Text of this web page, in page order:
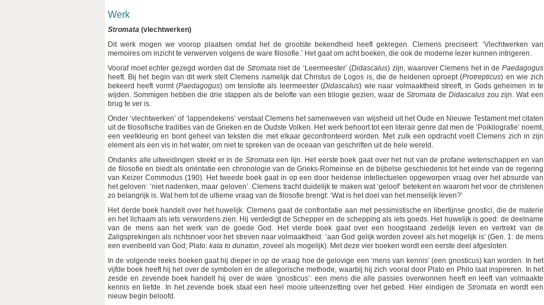
Werk
Stromata (vlechtwerken)
Dit werk mogen we voorop plaatsen omdat het de grootste bekendheid heeft gekregen. Clemens preciseert: ‘Vlechtwerken van
memoires om inzicht te verwerven volgens de ware filosofie.’ Het gaat om acht boeken, die ook de moderne lezer kunnen intrigeren.
Vooraf moet echter gezegd worden dat de Stromataniet de ‘Leermeester’ (Didascalus) zijn, waarover Clemens het in dePaedagogus
heeft. Bij het begin van dit werk stelt Clemens namelijk dat Christus de Logos is, die de heidenen oproept (Protrepticus) en wie zich
bekeerd heeft vormt (Paedagogus) om tenslotte als leermeester (Didascalus) wie naar volmaaktheid streeft, in Gods geheimen in te
wijden. Sommigen hebben die drie stappen als de belofte van een trilogie gezien, waar deStromata de Didascaluszou zijn. Wat een
brug te ver is.
Onder ‘vlechtwerken’ of ‘lappendekens’ verstaat Clemens het samenweven van wijsheid uit het Oude en Nieuwe Testament met citaten
uit de filosofische tradities van de Grieken en de Oudste Volken. Het werk behoort tot een literair genre dat men de ‘Poikilografie’ noemt,
een veelkleurig en bont geheel van teksten die met elkaar geconfronteerd worden. Met zulk een opdracht voelt Clemens zich in zijn
element als een vis in het water, om niet te spreken van de oceaan van geschriften uit de hele wereld.
Ondanks alle uitweidingen steekt er in de Stromataeen lijn. Het eerste boek gaat over het nut van de profane wetenschappen en van
de filosofie en biedt als oriëntatie een chronologie van de Grieks-Romeinse en de bijbelse geschiedenis tot het einde van de regering
van Keizer Commodus (190). Het tweede boek gaat in op een door heidense intellectuelen opgeworpen vraag over het absurde van
het geloven: ‘niet nadenken, maar geloven’. Clemens tracht duidelijk te maken wat ‘geloof’ betekent en waarom het voor de christenen
zo belangrijk is. Wat hem tot de ultieme vraag van de filosofie brengt: ‘Wat is het doel van het menselijk leven?’
Het derde boek handelt over het huwelijk. Clemens gaat de confrontatie aan met pessimistische en libertijnse gnostici, die de materie
en het lichaam als iets verwordens zien. Hij verdedigt de Schepper en de schepping als iets goeds. Het huwelijk is goed: de deelname
van de mens aan het werk van de goede God. Het vierde boek gaat over een hoogstaand zedelijk leven en vertrekt van de
Zaligsprekingen als richtsnoer voor het streven naar volmaaktheid: ‘aan God gelijk worden zoveel als het mogelijk is’ (Gen. 1: de mens
een evenbeeld van God; Plato: kata to dunaton, zoveel als mogelijk). Met deze vier boeken wordt een eerste deel afgesloten.
In de volgende reeks boeken gaat hij dieper in op de vraag hoe de gelovige een ‘mens van kennis’ (een gnosticus) kan worden. In het
vijfde boek heeft hij het over de symbolen en de allegorische methode, waarbij hij zich vooral door Plato en Philo laat inspireren. In het
zesde en zevende boek handelt hij over de ware ‘gnosticus’: een mens die alle passies overwonnen heeft en leeft van volmaakte
kennis en liefde. In het zevende boek staat een heel mooie uiteenzetting over het gebed. Hier eindigen de Stromata en wordt een
nieuw begin beloofd.